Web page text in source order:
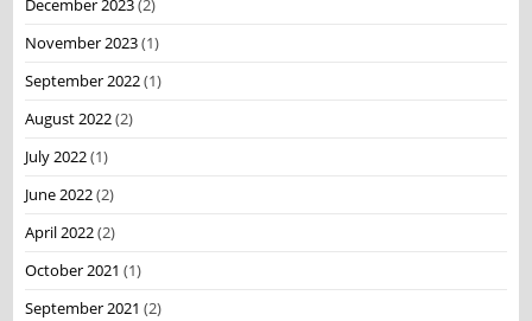
December 2023(2)
November 2023(1)
September 2022(1)
August 2022(2)
July 2022(1)
June 2022(2)
April 2022(2)
October 2021 (1)
September 2021 (2)